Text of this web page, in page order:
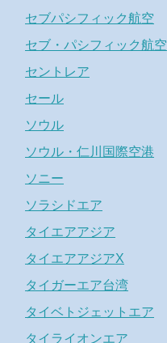
セブパシフィック航空
セブ・パシフィック航空
セントレア
セール
ソウル
ソウル・仁川国際空港
ソニー
ソラシドエア
タイエアアジア
タイエアアジアX
タイガーエア台湾
タイベトジェットエア
タイライオンエア